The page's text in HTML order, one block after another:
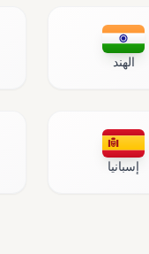
الهند
إسبانيا